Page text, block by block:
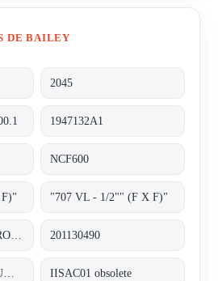
DE BAILEY
2045
1947132A1
NCF600
"707 VL - 1/2"" (F X F)"
201130490
IISAC01 obsolete